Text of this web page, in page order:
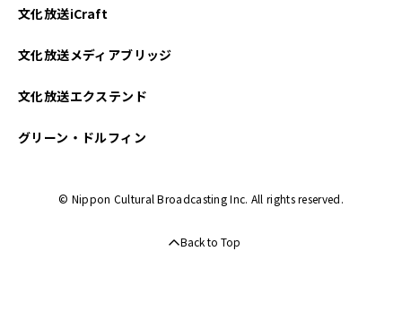
文化放送iCraft
文化放送メディアブリッジ
文化放送エクステンド
グリーン・ドルフィン
© Nippon Cultural Broadcasting Inc. All rights reserved.
Back to Top